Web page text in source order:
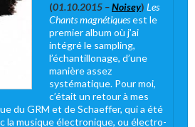
(01.10.2015 –Noisey) Les
Chants magnétiquesest le
premier album où j’ai
intégré le sampling,
l’échantillonage, d’une
manière assez
systématique. Pour moi,
c’était un retour à mes
du GRM et de Schaeffer, qui a été
la musique électronique, ou électro-